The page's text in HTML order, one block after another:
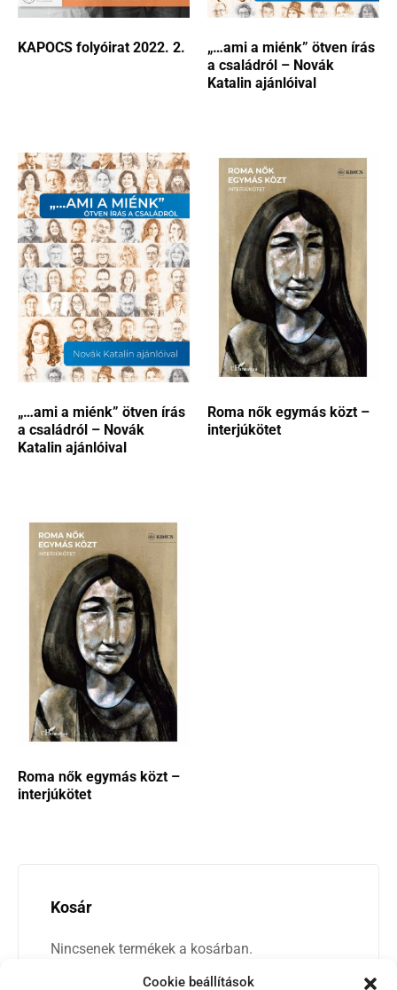
Cookie beállítások
KAPOCS folyóirat 2022. 2.
„…ami a miénk” ötven írás
a családról – Novák
Katalin ajánlóival
„…ami a miénk” ötven írás
a családról – Novák
Katalin ajánlóival
Roma nők egymás közt –
interjúkötet
Roma nők egymás közt –
interjúkötet
Kosár
Nincsenek termékek a kosárban.